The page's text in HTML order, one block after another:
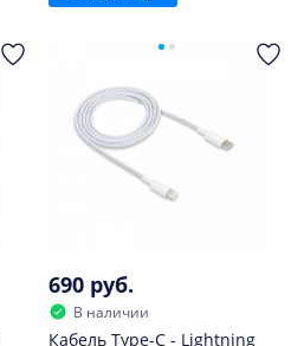
690 руб.
В наличии
Кабель Type-C - Lightning